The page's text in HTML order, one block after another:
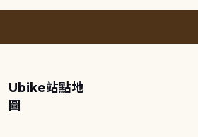
Ubike站點地
圖